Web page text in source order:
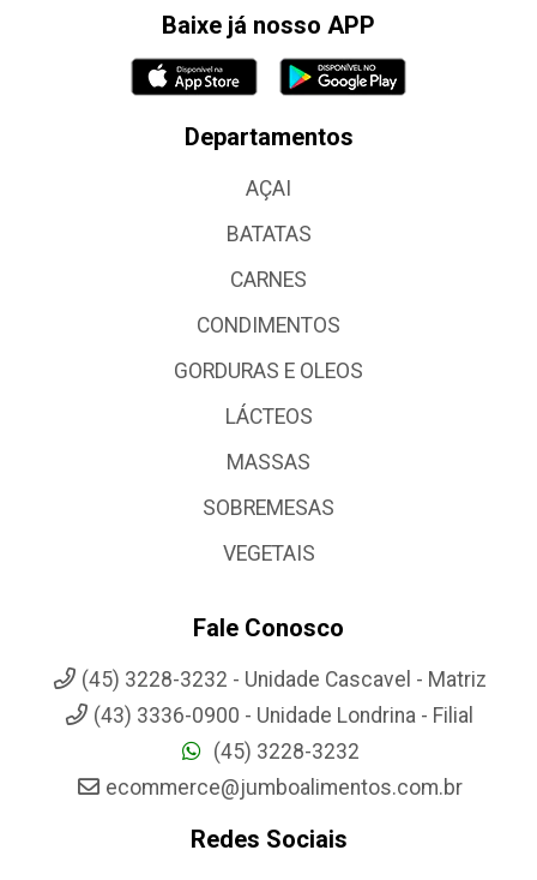
Baixe já nosso APP
Departamentos
AÇAI
BATATAS
CARNES
CONDIMENTOS
GORDURAS E OLEOS
LÁCTEOS
MASSAS
SOBREMESAS
VEGETAIS
Fale Conosco
(45) 3228-3232 - Unidade Cascavel - Matriz
(43) 3336-0900 - Unidade Londrina - Filial
(45) 3228-3232
ecommerce@jumboalimentos.com.br
Redes Sociais